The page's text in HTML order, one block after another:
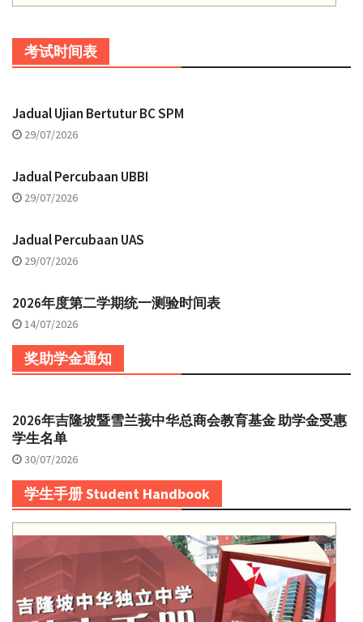
考试时间表
Jadual Ujian Bertutur BC SPM
29/07/2026
Jadual Percubaan UBBI
29/07/2026
Jadual Percubaan UAS
29/07/2026
2026年度第二学期统一测验时间表
14/07/2026
奖助学金通知
2026年吉隆坡暨雪兰莪中华总商会教育基金 助学金受惠
学生名单
30/07/2026
学生手册 Student Handbook